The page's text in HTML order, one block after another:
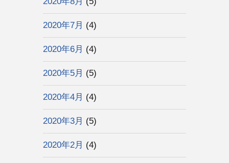
2020年7月 (4)
2020年6月 (4)
2020年5月 (5)
2020年4月 (4)
2020年3月 (5)
2020年2月 (4)